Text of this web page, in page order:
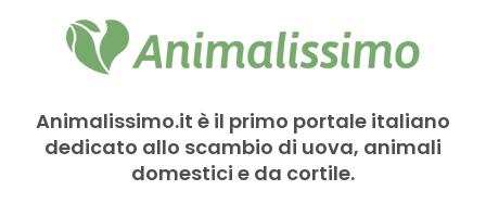
Animalissimo.it è il primo portale italiano
dedicato allo scambio di uova, animali
domestici e da cortile.